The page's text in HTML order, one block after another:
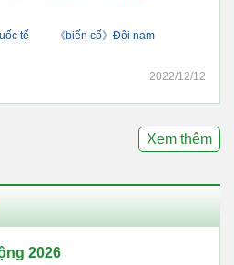
tế
《biến cố》Đôi nam
2022/12/12
Xem thêm
2026